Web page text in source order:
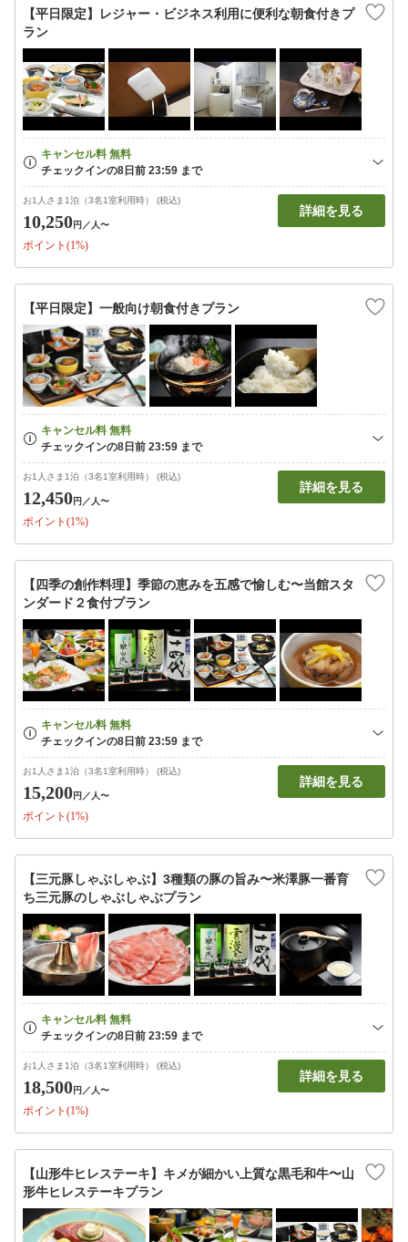
【平日限定】レジャー・ビジネス利用に便利な朝食付きプ
ラン
お1人さま1泊（3名1室利用時） (税込)
10,250円 ／人〜
ポイント(1%)
詳細を見る
【平日限定】一般向け朝食付きプラン
お1人さま1泊（3名1室利用時） (税込)
12,450円 ／人〜
ポイント(1%)
詳細を見る
【四季の創作料理】季節の恵みを五感で愉しむ〜当館スタ
ンダード２食付プラン
お1人さま1泊（3名1室利用時） (税込)
15,200円 ／人〜
ポイント(1%)
詳細を見る
【三元豚しゃぶしゃぶ】3種類の豚の旨み〜米澤豚一番育
ち三元豚のしゃぶしゃぶプラン
お1人さま1泊（3名1室利用時） (税込)
18,500円 ／人〜
ポイント(1%)
詳細を見る
【山形牛ヒレステーキ】キメが細かい上質な黒毛和牛〜山
形牛ヒレステーキプラン